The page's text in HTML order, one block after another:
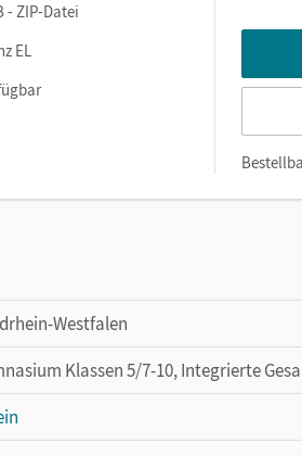
- ZIP-Datei
EL
Westfalen
Klassen 5/7-10, Integrierte